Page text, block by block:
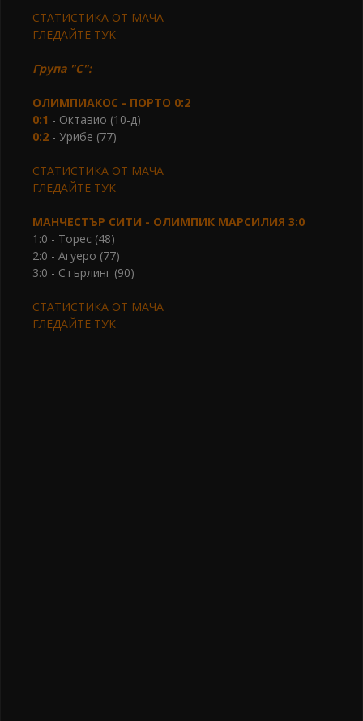
СТАТИСТИКА ОТ МАЧА
ГЛЕДАЙТЕ ТУК
Група "С":
ОЛИМПИАКОС - ПОРТО 0:2
0:1 - Октавио (10-д)
0:2 - Урибе (77)
СТАТИСТИКА ОТ МАЧА
ГЛЕДАЙТЕ ТУК
МАНЧЕСТЪР СИТИ - ОЛИМПИК МАРСИЛИЯ 3:0
1:0 - Торес (48)
2:0 - Агуеро (77)
3:0 - Стърлинг (90)
СТАТИСТИКА ОТ МАЧА
ГЛЕДАЙТЕ ТУК